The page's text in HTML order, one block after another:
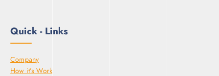
Quick - Links
Company
How it’s Work